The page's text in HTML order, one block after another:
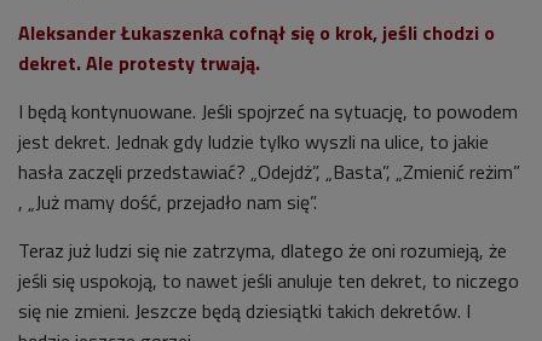
Aleksander Łukaszenkа cofnął się o krok, jeśli chodzi o
dekret. Ale protesty trwają.
I będą kontynuowane. Jeśli spojrzeć na sytuację, to powodem
jest dekret. Jednak gdy ludzie tylko wyszli na ulice, to jakie
hasła zaczęli przedstawiać? „Odejdż”, „Basta”, „Zmienić reżim”
, „Już mamy dość, przejadło nam się”.
Teraz już ludzi się nie zatrzyma, dlatego że oni rozumieją, że
jeśli się uspokoją, to nawet jeśli anuluje ten dekret, to niczego
się nie zmieni. Jeszcze będą dziesiątki takich dekretów. I